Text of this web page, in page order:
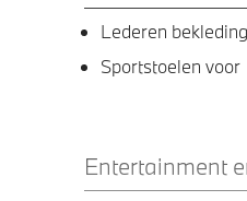
Lederen bekleding
Sportstoelen voor
Entertainment